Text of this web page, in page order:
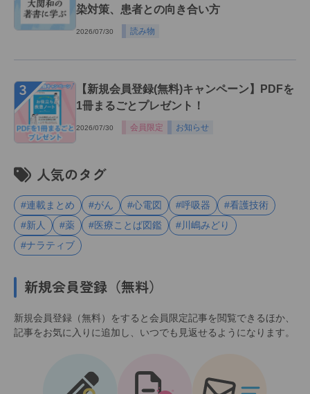
染対策、患者との向き合い方
2026/07/30 読み物
３
【新規会員登録(無料)キャンペーン】PDFを
1冊まるごとプレゼント！
2026/07/30 会員限定 お知らせ
人気のタグ
#連載まとめ #がん #心電図 #呼吸器
#看護技術
#新人
#薬 #医療ことば図鑑
#川嶋みどり
#ナラティブ
新規会員登録（無料）
新規会員登録（無料）をすると会員限定記事を閲覧できるほか、
記事をお気に入りに追加し、いつでも見返せるようになります。